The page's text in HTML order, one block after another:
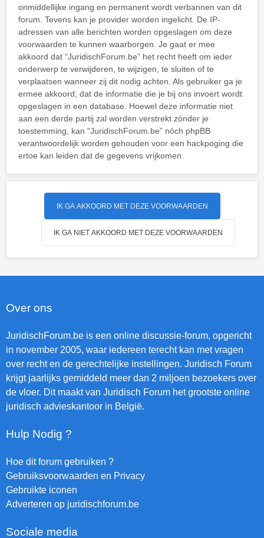
onmiddellijke ingang en permanent wordt verbannen van dit
forum. Tevens kan je provider worden ingelicht. De IP-
adressen van alle berichten worden opgeslagen om deze
voorwaarden te kunnen waarborgen. Je gaat er mee
akkoord dat “JuridischForum.be” het recht heeft om ieder
onderwerp te verwijderen, te wijzigen, te sluiten of te
verplaatsen wanneer zij dit nodig achten. Als gebruiker ga je
ermee akkoord, dat de informatie die je bij ons invoert wordt
opgeslagen in een database. Hoewel deze informatie niet
aan een derde partij zal worden verstrekt zónder je
toestemming, kan “JuridischForum.be” nóch phpBB
verantwoordelijk worden gehouden voor een hackpoging die
ertoe kan leiden dat de gegevens vrijkomen.
Over ons
JuridischForum.be is een online discussie-forum, opgericht
in november 2005, waar iedereen terecht kan met vragen
over recht en de gerechtelijke instellingen. Juridisch Forum
krijgt jaarlijks gemiddeld meer dan 2 miljoen bezoekers over
de vloer. Dit maakt van Juridisch Forum het grootste online
juridisch advieskantoor in België.
Hulp Nodig ?
Hoe dit forum gebruiken ?
Gebruiksvoorwaarden en Privacy
Gebruikte iconen
Adverteren op juridischforum.be
Sociale media